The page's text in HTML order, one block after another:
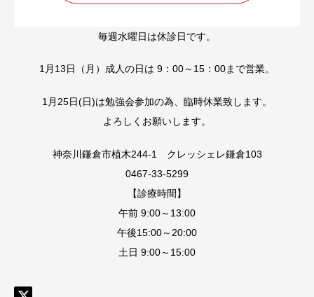
毎週水曜日は休診日です。
1月13日（月）成人の日は 9：00～15：00まで営業。
1月25日(日)は勉強会参加の為、臨時休業致します。
よろしくお願いします。
神奈川鎌倉市植木244-1 クレッシェレ鎌倉103
0467-33-5299
【診療時間】
午前 9:00～13:00
午後15:00～20:00
土日 9:00～15:00